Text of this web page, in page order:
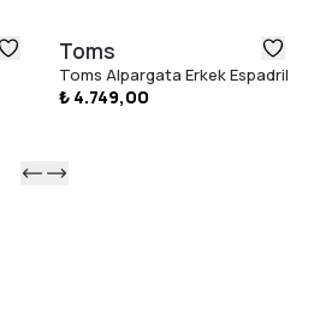
Toms
Toms Alpargata Erkek Espadril
₺ 4.749,00